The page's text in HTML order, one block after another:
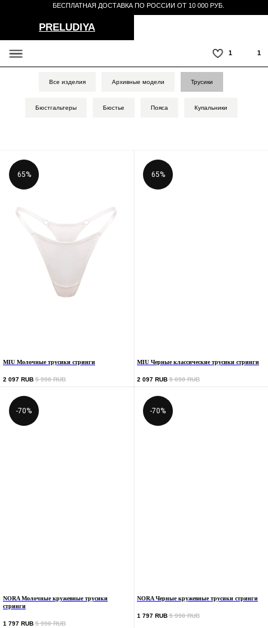
TELEGRAM
БЕСПЛАТНАЯ ДОСТАВКА ПО РОССИИ ОТ 10 000 РУБ.
Все изделия Архивные модели Трусики
Бюстгальтеры Бюстье Пояса Купальники
65%
MIU Молочные трусики стринги
2 097 RUB 5 990 RUB
65%
MIU Черные классические трусики стринги
2 097 RUB 5 090 RUB
-70%
NORA Молочные кружевные трусики
стринги
1 797 RUB 5 990 RUB
-70%
NORA Черные кружевные трусики стринги
1 797 RUB 5 990 RUB